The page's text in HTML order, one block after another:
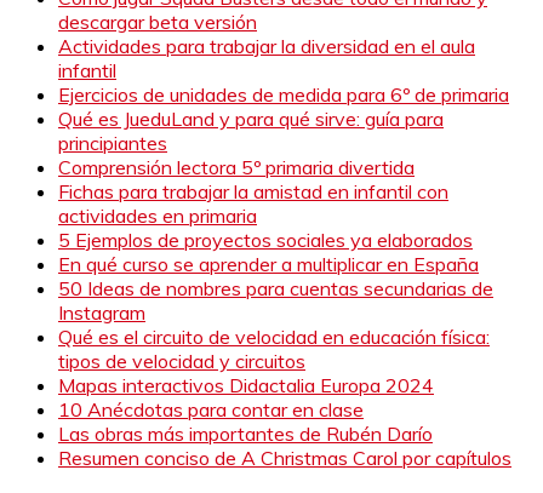
descargar beta versión
Actividades para trabajar la diversidad en el aula
infantil
Ejercicios de unidades de medida para 6º de primaria
Qué es JueduLand y para qué sirve: guía para
principiantes
Comprensión lectora 5º primaria divertida
Fichas para trabajar la amistad en infantil con
actividades en primaria
5 Ejemplos de proyectos sociales ya elaborados
En qué curso se aprender a multiplicar en España
50 Ideas de nombres para cuentas secundarias de
Instagram
Qué es el circuito de velocidad en educación física:
tipos de velocidad y circuitos
Mapas interactivos Didactalia Europa 2024
10 Anécdotas para contar en clase
Las obras más importantes de Rubén Darío
Resumen conciso de A Christmas Carol por capítulos